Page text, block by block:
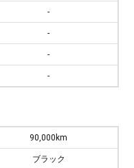
-
-
-
-
90,000km
ブラック